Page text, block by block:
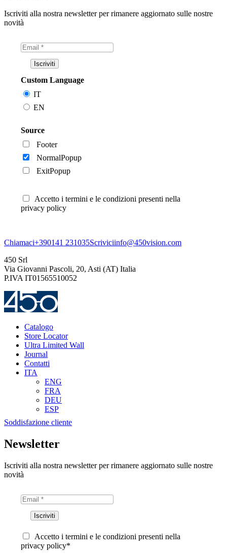
Iscriviti alla nostra newsletter per rimanere aggiornato sulle nostre
novità
Custom Language
IT
EN
Source
Footer
NormalPopup
ExitPopup
Accetto i termini e le condizioni presenti nella
privacy policy
Chiamaci+390141 231035Scriviciinfo@450vision.com
450 Srl
Via Giovanni Pascoli, 20, Asti (AT) Italia
P.IVA IT01565510052
Catalogo
Store Locator
Ultra Limited Wall
Journal
Contatti
ITA
ENG
FRA
DEU
ESP
Soddisfazione cliente
Newsletter
Iscriviti alla nostra newsletter per rimanere aggiornato sulle nostre
novità
Accetto i termini e le condizioni presenti nella
privacy policy*